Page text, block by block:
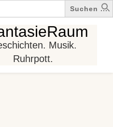
Musik.
Ruhrpott.